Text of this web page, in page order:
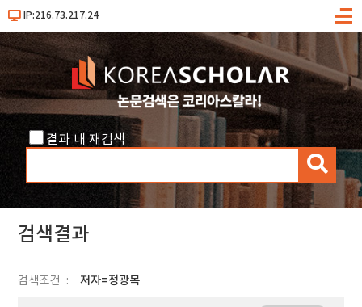
IP:216.73.217.24
메
결과 내 재검색
검
색
검색결과
검색조건 저자=정광목